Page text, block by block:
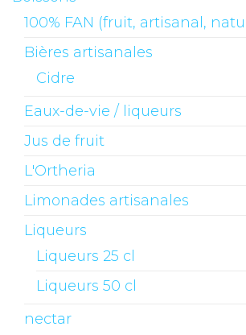
100% FAN (fruit, artisanal,
Bières artisanales
Cidre
Eaux-de-vie / liqueurs
Jus de fruit
L'Ortheria
Limonades artisanales
Liqueurs
Liqueurs 25 cl
Liqueurs 50 cl
nectar